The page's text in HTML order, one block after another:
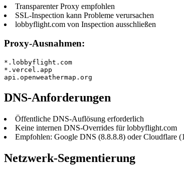
Transparenter Proxy empfohlen
SSL-Inspection kann Probleme verursachen
lobbyflight.com von Inspection ausschließen
Proxy-Ausnahmen:
*.lobbyflight.com
*.vercel.app
api.openweathermap.org
DNS-Anforderungen
Öffentliche DNS-Auflösung erforderlich
Keine internen DNS-Overrides für lobbyflight.com
Empfohlen: Google DNS (8.8.8.8) oder Cloudflare
Netzwerk-Segmentierung